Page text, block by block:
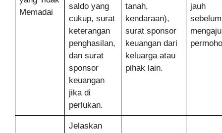
Memadai
saldo yang
cukup, surat
keterangan
penghasilan,
dan surat
sponsor
keuangan
jika di
perlukan.
tanah,
kendaraan),
surat sponsor
keuangan dari
keluarga atau
pihak lain.
jauh
sebelum
Jelaskan